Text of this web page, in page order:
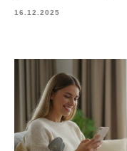
16.12.2025